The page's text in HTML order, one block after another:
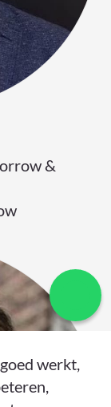
&
werkt,